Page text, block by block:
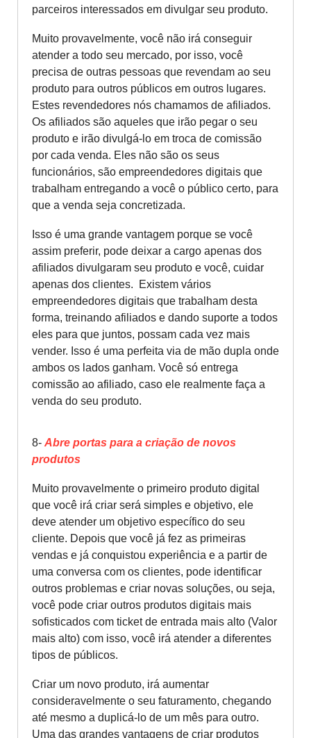
parceiros interessados em divulgar seu produto.
Muito provavelmente, você não irá conseguir
atender a todo seu mercado, por isso, você
precisa de outras pessoas que revendam ao seu
produto para outros públicos em outros lugares.
Estes revendedores nós chamamos de afiliados.
Os afiliados são aqueles que irão pegar o seu
produto e irão divulgá-lo em troca de comissão
por cada venda. Eles não são os seus
funcionários, são empreendedores digitais que
trabalham entregando a você o público certo, para
que a venda seja concretizada.
Isso é uma grande vantagem porque se você
assim preferir, pode deixar a cargo apenas dos
afiliados divulgaram seu produto e você, cuidar
apenas dos clientes. Existem vários
empreendedores digitais que trabalham desta
forma, treinando afiliados e dando suporte a todos
eles para que juntos, possam cada vez mais
vender. Isso é uma perfeita via de mão dupla onde
ambos os lados ganham. Você só entrega
comissão ao afiliado, caso ele realmente faça a
venda do seu produto.
8- Abre portas para a criação de novos
produtos
Muito provavelmente o primeiro produto digital
que você irá criar será simples e objetivo, ele
deve atender um objetivo específico do seu
cliente. Depois que você já fez as primeiras
vendas e já conquistou experiência e a partir de
uma conversa com os clientes, pode identificar
outros problemas e criar novas soluções, ou seja,
você pode criar outros produtos digitais mais
sofisticados com ticket de entrada mais alto (Valor
mais alto) com isso, você irá atender a diferentes
tipos de públicos.
Criar um novo produto, irá aumentar
consideravelmente o seu faturamento, chegando
até mesmo a duplicá-lo de um mês para outro.
Uma das grandes vantagens de criar produtos